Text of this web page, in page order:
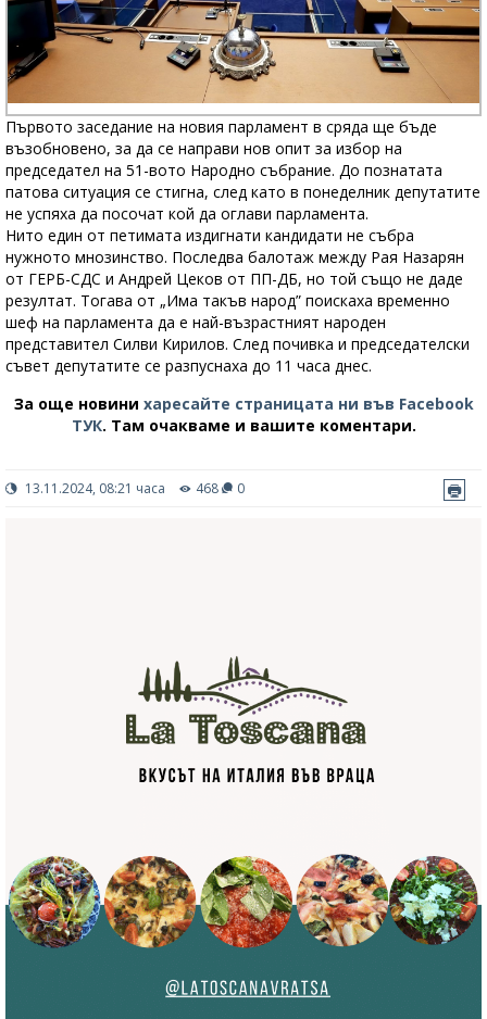
Първото заседание на новия парламент в сряда ще бъде
възобновено, за да се направи нов опит за избор на
председател на 51-вото Народно събрание. До познатата
патова ситуация се стигна, след като в понеделник депутатите
не успяха да посочат кой да оглави парламента.
Нито един от петимата издигнати кандидати не събра
нужното мнозинство. Последва балотаж между Рая Назарян
от ГЕРБ-СДС и Андрей Цеков от ПП-ДБ, но той също не даде
резултат. Тогава от „Има такъв народ” поискаха временно
шеф на парламента да е най-възрастният народен
представител Силви Кирилов. След почивка и председателски
съвет депутатите се разпуснаха до 11 часа днес.
За още новини харесайте страницата ни във Facebook
ТУК. Там очакваме и вашите коментари.
13.11.2024, 08:21 часа 468 0